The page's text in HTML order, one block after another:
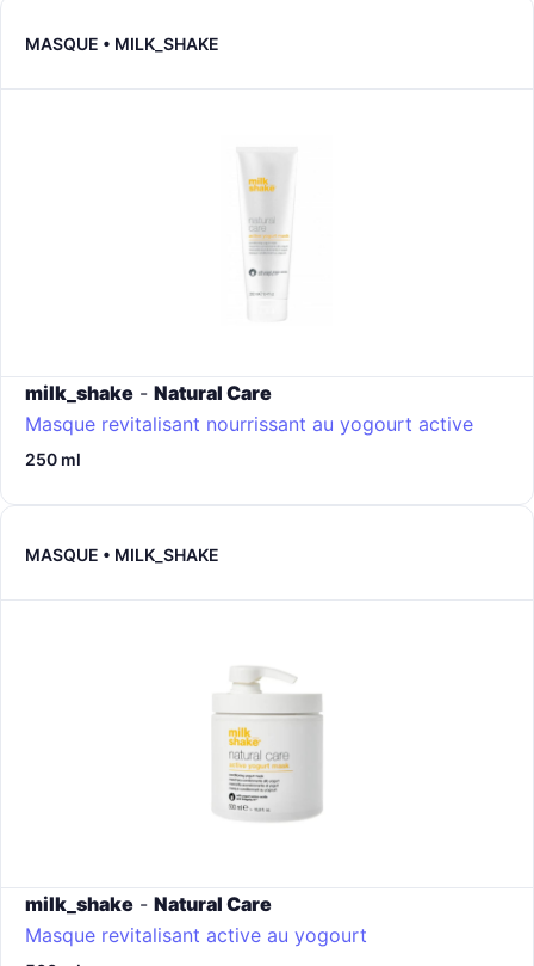
MASQUE • MILK_SHAKE
milk_shake - Natural Care
Masque revitalisant nourrissant au yogourt active
250 ml
MASQUE • MILK_SHAKE
milk_shake - Natural Care
Masque revitalisant active au yogourt